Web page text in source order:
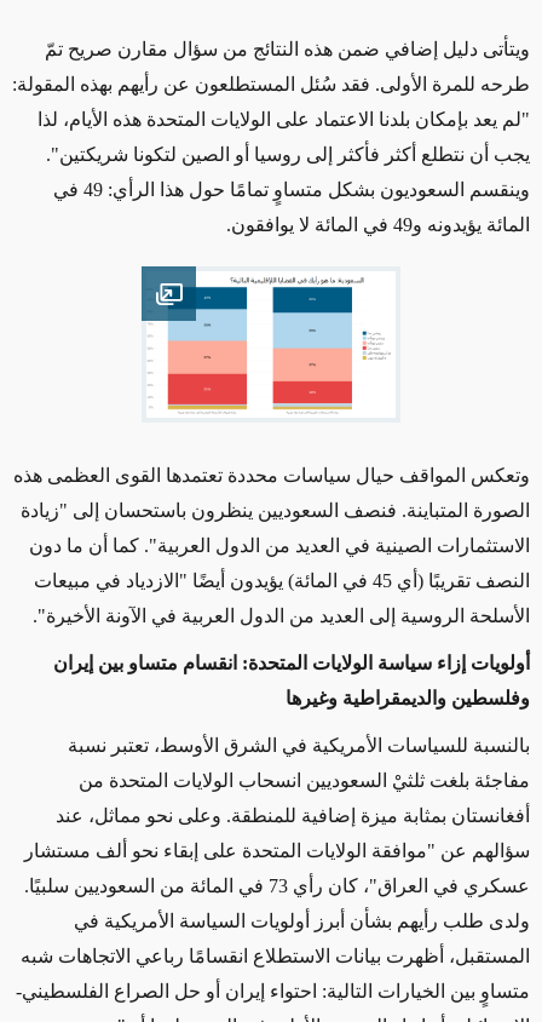
ويتأتى دليل إضافي ضمن هذه النتائج من سؤال مقارن صريح تمّ
طرحه للمرة الأولى. فقد سُئل المستطلعون عن رأيهم بهذه المقولة:
"لم يعد بإمكان بلدنا الاعتماد على الولايات المتحدة هذه الأيام، لذا
يجب أن نتطلع أكثر فأكثر إلى روسيا أو الصين لتكونا شريكتين".
وينقسم السعوديون بشكل متساوٍ تمامًا حول هذا الرأي: 49 في
المائة يؤيدونه و49 في المائة لا يوافقون.
Open image
وتعكس المواقف حيال سياسات محددة تعتمدها القوى العظمى هذه
الصورة المتباينة. فنصف السعوديين ينظرون باستحسان إلى "زيادة
الاستثمارات الصينية في العديد من الدول العربية". كما أن ما دون
النصف تقريبًا (أي 45 في المائة) يؤيدون أيضًا "الازدياد في مبيعات
الأسلحة الروسية إلى العديد من الدول العربية في الآونة الأخيرة".
أولويات إزاء سياسة الولايات المتحدة: انقسام متساو بين إيران
وفلسطين والديمقراطية وغيرها
بالنسبة للسياسات الأمريكية في الشرق الأوسط، تعتبر نسبة
مفاجئة بلغت ثلثيْ السعوديين انسحاب الولايات المتحدة من
أفغانستان بمثابة ميزة إضافية للمنطقة. وعلى نحو مماثل، عند
سؤالهم عن "موافقة الولايات المتحدة على إبقاء نحو ألف مستشار
عسكري في العراق"، كان رأي 73 في المائة من السعوديين سلبيًا.
ولدى طلب رأيهم بشأن أبرز أولويات السياسة الأمريكية في
المستقبل، أظهرت بيانات الاستطلاع انقسامًا رباعي الاتجاهات شبه
متساوٍ بين الخيارات التالية: احتواء إيران أو حل الصراع الفلسطيني-